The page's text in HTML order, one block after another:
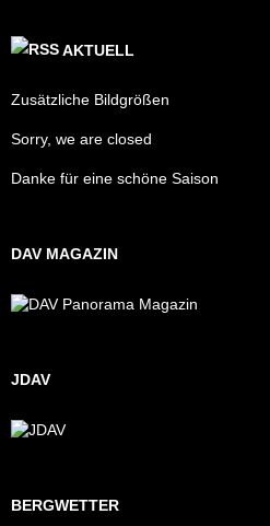
AKTUELL
Zusätzliche Bildgrößen
Sorry, we are closed
Danke für eine schöne Saison
DAV MAGAZIN
JDAV
BERGWETTER